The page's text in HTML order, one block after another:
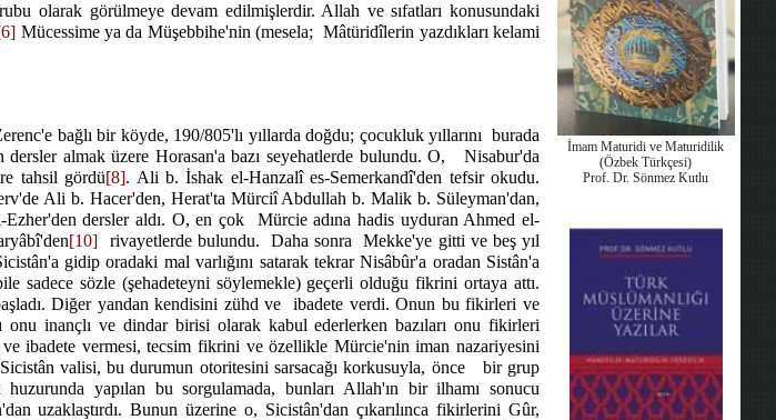
olarak görülmeye devam edilmişlerdir. Allah ve sıfatları konusundaki
Mücessime ya da Müşebbihe'nin (mesela; Mâtüridîlerin yazdıkları kelami
bağlı bir köyde, 190/805'lı yıllarda doğdu; çocukluk yıllarını burada
almak üzere Horasan'a bazı seyehatlerde bulundu. O,
Nisabur'da
tahsil gördü[8]. Ali b. İshak el-Hanzalî es-Semerkandî'den tefsir okudu.
Ali b. Hacer'den, Herat'ta Mürciî Abdullah b. Malik b. Süleyman'dan,
dersler aldı. O, en çok
Mürcie adına hadis uyduran Ahmed el-
[10] rivayetlerde bulundu. Daha sonra
Mekke'ye gitti ve beş yıl
gidip oradaki mal varlığını satarak tekrar Nisâbûr'a oradan Sistân'a
sadece sözle (şehadeteyni söylemekle) geçerli olduğu fikrini ortaya attı.
Diğer yandan kendisini zühd ve
ibadete verdi. Onun bu fikirleri ve
onu inançlı ve dindar birisi olarak kabul ederlerken bazıları onu fikirleri
ibadete vermesi, tecsim fikrini ve özellikle Mürcie'nin iman nazariyesini
Sicistân valisi, bu durumun otoritesini sarsacağı korkusuyla, önce
bir grup
yapılan bu sorgulamada, bunları Allah'ın bir ilhamı sonucu
uzaklaştırdı. Bunun üzerine o, Sicistân'dan çıkarılınca fikirlerini Gûr,
İmam Maturidi ve Maturidilik
(Özbek Türkçesi)
Prof. Dr. Sönmez Kutlu